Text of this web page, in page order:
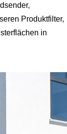
Produktfilter,
in